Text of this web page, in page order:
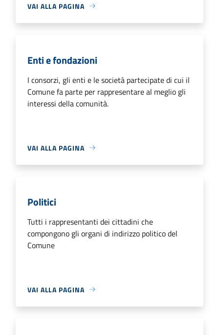
VAI ALLA PAGINA
Enti e fondazioni
I consorzi, gli enti e le società partecipate di cui il
Comune fa parte per rappresentare al meglio gli
interessi della comunità.
VAI ALLA PAGINA
Politici
Tutti i rappresentanti dei cittadini che
compongono gli organi di indirizzo politico del
Comune
VAI ALLA PAGINA